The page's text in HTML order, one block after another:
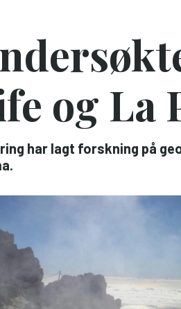
og La
har lagt forskning på